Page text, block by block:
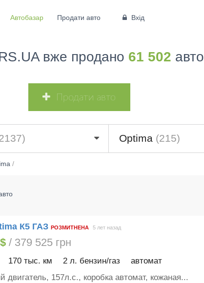
Автобазар Продати авто Вхід
вже продано 61 502 авто
Продати авто
Optima (215)
/
К5 ГАЗ РОЗМИТНЕНА 5 лет назад
/ 379 525 грн
170 тыс. км 2 л. бензин/газ автомат
двигатель, 157л.с., коробка автомат, кожаная...